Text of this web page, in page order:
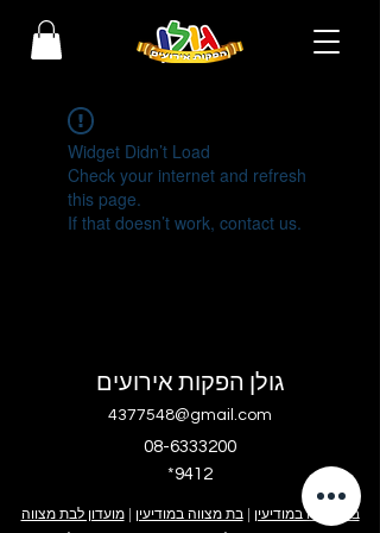
Widget Didn’t Load
Check your internet and refresh
this page.
If that doesn’t work, contact us.
גולן הפקות אירועים
4377548@gmail.com
08-6333200
בר מצווה במודיעין |בת מצווה במודיעין |מועדון לבת מצווה
*9412